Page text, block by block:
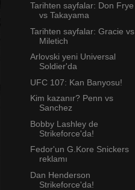
Tarihten sayfalar: Don Frye
vs Takayama
Tarihten sayfalar: Gracie vs
Miletich
Arlovski yeni Universal
Soldier'da
UFC 107: Kan Banyosu!
Kim kazanır? Penn vs
Sanchez
Bobby Lashley de
Strikeforce'da!
Fedor'un G.Kore Snickers
reklamı
Dan Henderson
Strikeforce'da!